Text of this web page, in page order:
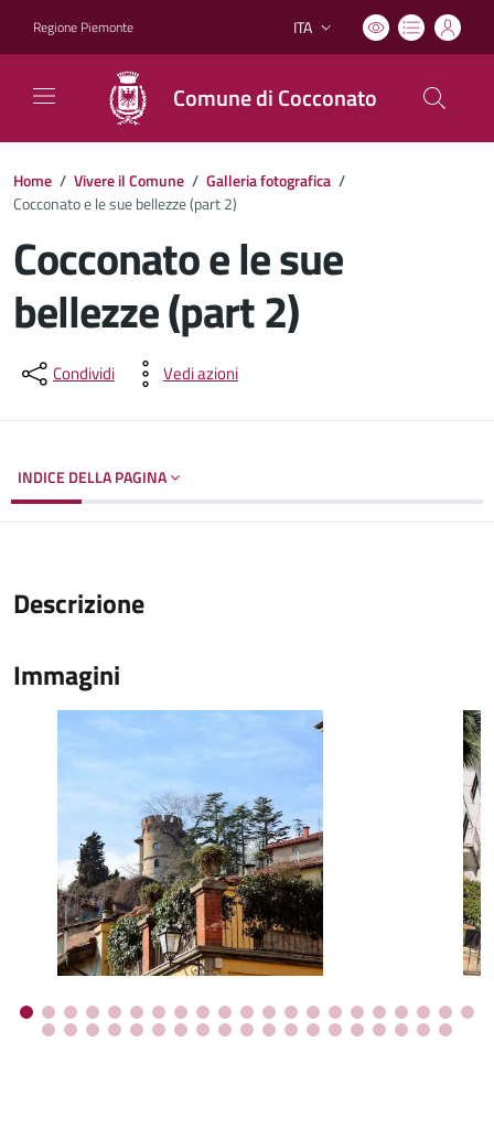
Regione Piemonte Lingua attiva:
ITA
Comune di Cocconato
Home / Vivere il Comune / Galleria fotografica /
Cocconato e le sue bellezze (part 2)
Cocconato e le sue
bellezze (part 2)
Dettagli del documento
Condividi Vedi azioni
INDICE DELLA PAGINA
Descrizione
Immagini